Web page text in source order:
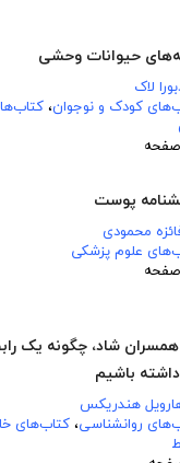
حیوانات وحشی
لاک
کودک و نوجوان،
پوست
محمودی
علوم پزشکی
همسران شاد، چگونه یک
باشیم
هندریکس
روانشناسی، کتاب‌های